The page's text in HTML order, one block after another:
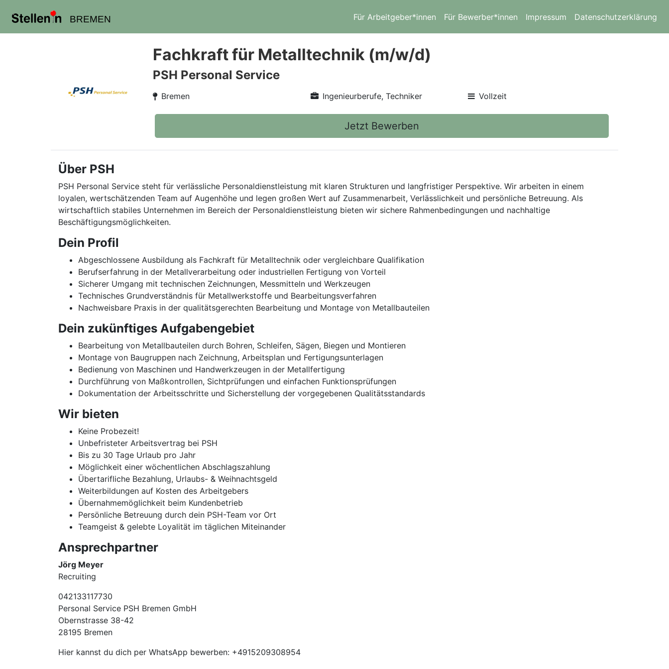
BREMEN Für Arbeitgeber*innen Für Bewerber*innen Impressum Datenschutzerklärung
Fachkraft für Metalltechnik (m/w/d)
PSH Personal Service
Bremen Ingenieurberufe, Techniker Vollzeit
Jetzt Bewerben
Über PSH
PSH Personal Service steht für verlässliche Personaldienstleistung mit klaren Strukturen und langfristiger Perspektive. Wir arbeiten in einem
loyalen, wertschätzenden Team auf Augenhöhe und legen großen Wert auf Zusammenarbeit, Verlässlichkeit und persönliche Betreuung. Als
wirtschaftlich stabiles Unternehmen im Bereich der Personaldienstleistung bieten wir sichere Rahmenbedingungen und nachhaltige
Beschäftigungsmöglichkeiten.
Dein Profil
Abgeschlossene Ausbildung als Fachkraft für Metalltechnik oder vergleichbare Qualifikation
Berufserfahrung in der Metallverarbeitung oder industriellen Fertigung von Vorteil
Sicherer Umgang mit technischen Zeichnungen, Messmitteln und Werkzeugen
Technisches Grundverständnis für Metallwerkstoffe und Bearbeitungsverfahren
Nachweisbare Praxis in der qualitätsgerechten Bearbeitung und Montage von Metallbauteilen
Dein zukünftiges Aufgabengebiet
Bearbeitung von Metallbauteilen durch Bohren, Schleifen, Sägen, Biegen und Montieren
Montage von Baugruppen nach Zeichnung, Arbeitsplan und Fertigungsunterlagen
Bedienung von Maschinen und Handwerkzeugen in der Metallfertigung
Durchführung von Maßkontrollen, Sichtprüfungen und einfachen Funktionsprüfungen
Dokumentation der Arbeitsschritte und Sicherstellung der vorgegebenen Qualitätsstandards
Wir bieten
Keine Probezeit!
Unbefristeter Arbeitsvertrag bei PSH
Bis zu 30 Tage Urlaub pro Jahr
Möglichkeit einer wöchentlichen Abschlagszahlung
Übertarifliche Bezahlung, Urlaubs- & Weihnachtsgeld
Weiterbildungen auf Kosten des Arbeitgebers
Übernahmemöglichkeit beim Kundenbetrieb
Persönliche Betreuung durch dein PSH-Team vor Ort
Teamgeist & gelebte Loyalität im täglichen Miteinander
Ansprechpartner
Jörg Meyer
Recruiting
042133117730
Personal Service PSH Bremen GmbH
Obernstrasse 38-42
28195 Bremen
Hier kannst du dich per WhatsApp bewerben: +4915209308954